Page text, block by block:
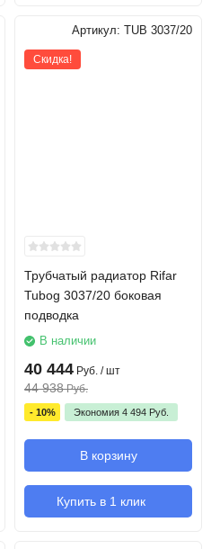
Артикул: TUB 3037/20
Скидка!
Трубчатый радиатор Rifar
Tubog 3037/20 боковая
подводка
В наличии
40 444 Руб. / шт
44 938 Руб.
- 10% Экономия 4 494 Руб.
В корзину
Купить в 1 клик